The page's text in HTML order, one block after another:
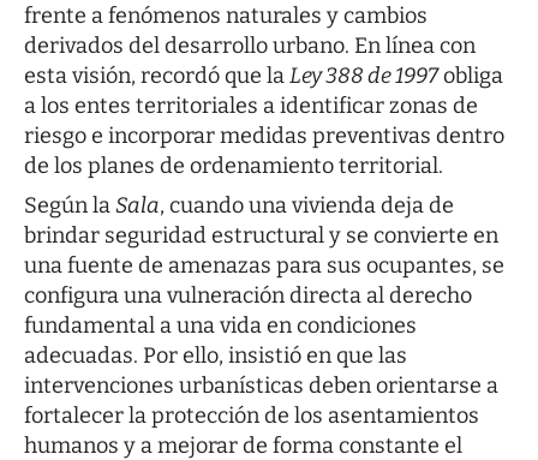
frente a fenómenos naturales y cambios
derivados del desarrollo urbano. En línea con
esta visión, recordó que laLey 388 de 1997obliga
a los entes territoriales a identificar zonas de
riesgo e incorporar medidas preventivas dentro
de los planes de ordenamiento territorial.
Según laSala, cuando una vivienda deja de
brindar seguridad estructural y se convierte en
una fuente de amenazas para sus ocupantes, se
configura una vulneración directa al derecho
fundamental a una vida en condiciones
adecuadas. Por ello, insistió en que las
intervenciones urbanísticas deben orientarse a
fortalecer la protección de los asentamientos
humanos y a mejorar de forma constante el